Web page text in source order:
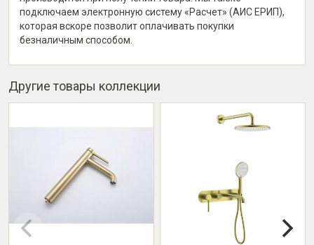
подключаем электронную систему «Расчет» (АИС ЕРИП),
которая вскоре позволит оплачивать покупки
безналичным способом.
Другие товары коллекции